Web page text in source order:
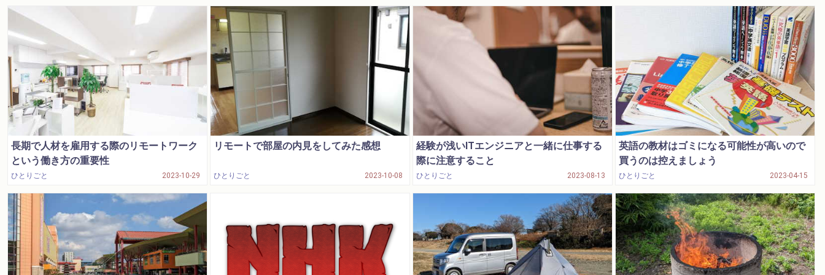
長期で人材を雇用する際のリモートワーク
という働き方の重要性
ひとりごと 2023-10-29
リモートで部屋の内見をしてみた感想
ひとりごと 2023-10-08
経験が浅いITエンジニアと一緒に仕事する
際に注意すること
ひとりごと 2023-08-13
英語の教材はゴミになる可能性が高いので
買うのは控えましょう
ひとりごと 2023-04-15